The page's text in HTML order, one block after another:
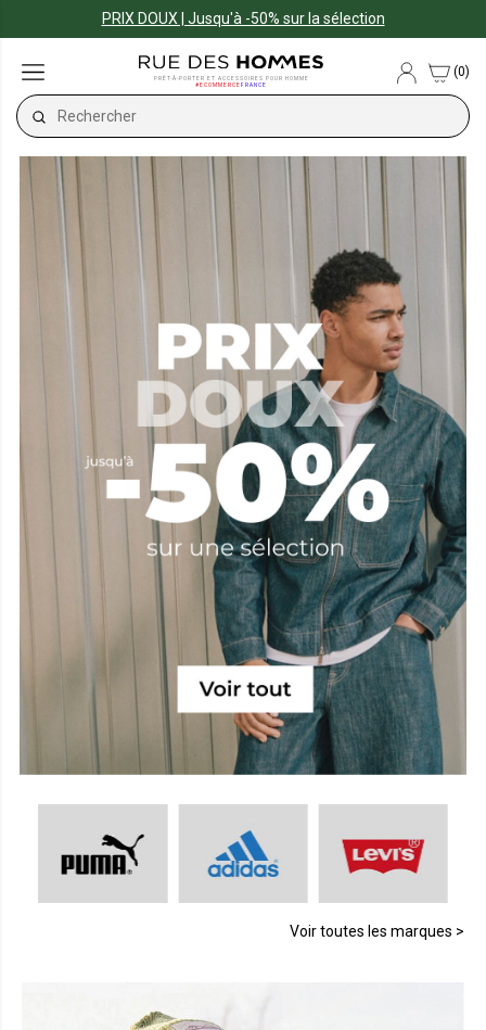
PRIX DOUX | Jusqu'à -50% sur la sélection
PRÊT-À-PORTER ET ACCESSOIRES POUR HOMME
#ECOMMERCEFRANCE
(0)
Voir toutes les marques >